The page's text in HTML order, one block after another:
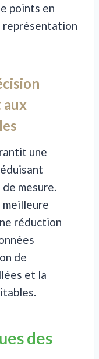
points en
représentation
aux
une
mesure.
réduction
de
et la
des